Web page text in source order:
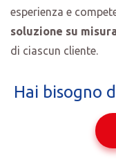
esperienza e
soluzione su
di ciascun cliente.
Hai bisogno